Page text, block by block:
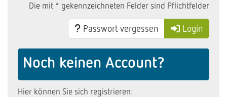
Die mit * gekennzeichneten Felder sind Pflichtfelder
Passwort vergessen Login
Noch keinen Account?
Hier können Sie sich registrieren: